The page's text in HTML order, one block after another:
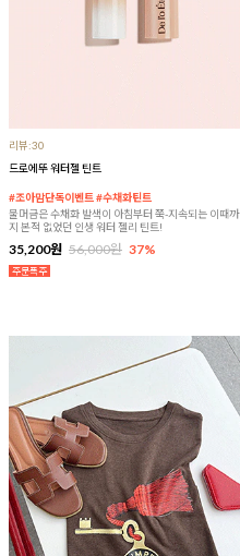
리뷰:30
드로에뚜 워터젤 틴트
#조아맘단독이벤트 #수채화틴트
물머금은 수채화 발색이 아침부터 쭉-지속되는 이때까
지 본적 없었던 인생 워터 젤리 틴트!
35,200원 56,000원 37%